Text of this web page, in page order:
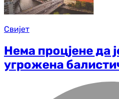
Свијет
Нема процјене да
угрожена